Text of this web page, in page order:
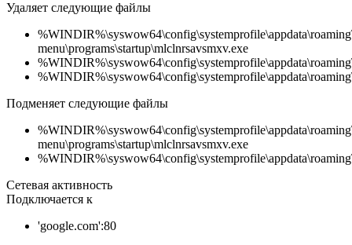
Удаляет следующие файлы
menu\programs\startup\mlclnrsavsmxv.exe
Подменяет следующие файлы
menu\programs\startup\mlclnrsavsmxv.exe
Сетевая активность
Подключается к
'google.com':80